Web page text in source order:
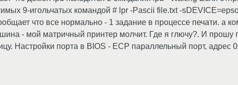
9-игольчатых командой # lpr -Pascii file.txt -
что все нормально - 1 задание в процессе печати. а
- мой матричный принтер молчит. Где я глючу?. И прошу
Настройки порта в BIOS - ECP параллельный порт, адрес